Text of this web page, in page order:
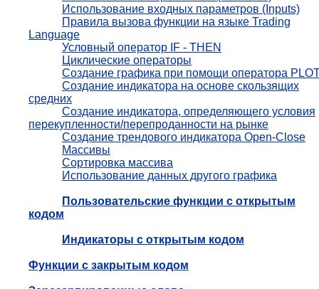
Использование входных параметров (Inputs)
Правила вызова функции на языке Trading
Language
Условный оператор IF - THEN
Циклические операторы
Создание графика при помощи оператора
Создание индикатора на основе скользящих
средних
Создание индикатора, определяющего условия
перекупленности/перепроданности на рынке
Создание трендового индикатора Open-Close
Массивы
Сортировка массива
Использование данных другого графика
Пользовательские функции с открытым
кодом
Индикаторы с открытым кодом
Функции с закрытым кодом